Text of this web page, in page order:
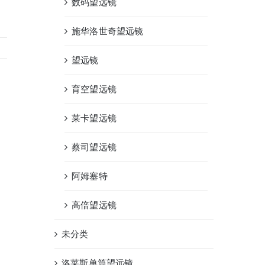
数码望远镜
施华洛世奇望远镜
望远镜
育空望远镜
莱卡望远镜
蔡司望远镜
阿姆塞特
高倍望远镜
未分类
洛莱斯单筒望远镜